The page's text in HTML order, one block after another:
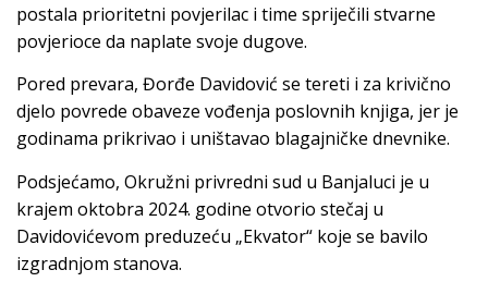
postala prioritetni povjerilac i time spriječili stvarne
povjerioce da naplate svoje dugove.
Pored prevara, Đorđe Davidović se tereti i za krivično
djelo povrede obaveze vođenja poslovnih knjiga, jer je
godinama prikrivao i uništavao blagajničke dnevnike.
Podsjećamo, Okružni privredni sud u Banjaluci je u
krajem oktobra 2024. godine otvorio stečaj u
Davidovićevom preduzeću „Ekvator“ koje se bavilo
izgradnjom stanova.